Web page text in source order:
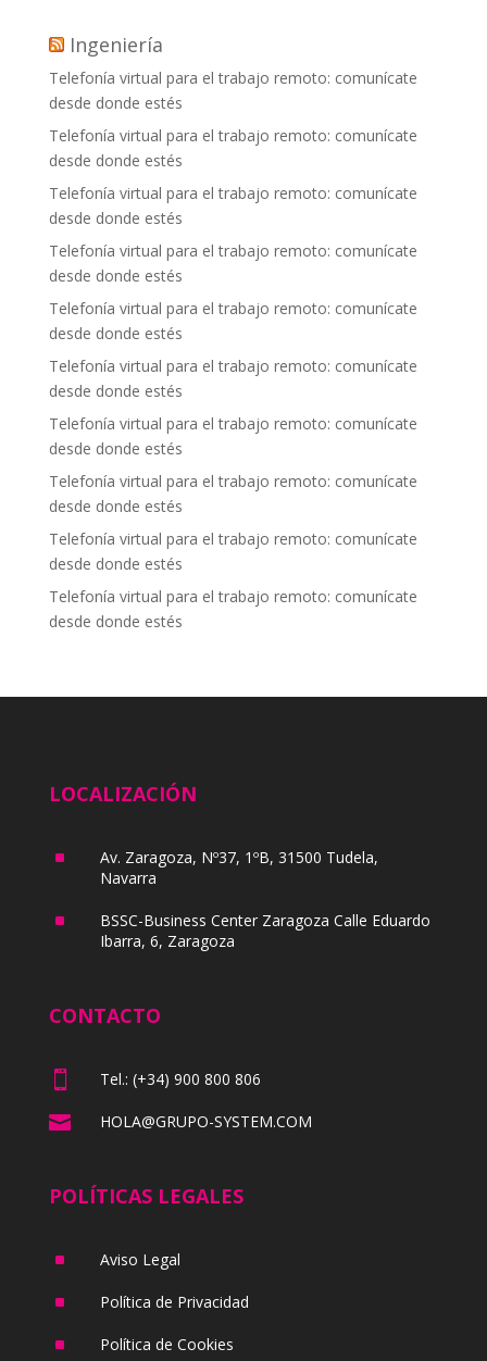
Ingeniería
Telefonía virtual para el trabajo remoto: comunícate
desde donde estés
Telefonía virtual para el trabajo remoto: comunícate
desde donde estés
Telefonía virtual para el trabajo remoto: comunícate
desde donde estés
Telefonía virtual para el trabajo remoto: comunícate
desde donde estés
Telefonía virtual para el trabajo remoto: comunícate
desde donde estés
Telefonía virtual para el trabajo remoto: comunícate
desde donde estés
Telefonía virtual para el trabajo remoto: comunícate
desde donde estés
Telefonía virtual para el trabajo remoto: comunícate
desde donde estés
Telefonía virtual para el trabajo remoto: comunícate
desde donde estés
Telefonía virtual para el trabajo remoto: comunícate
desde donde estés
LOCALIZACIÓN
^
Av. Zaragoza, Nº37, 1ºB, 31500 Tudela,
Navarra
^
BSSC-Business Center Zaragoza Calle Eduardo
Ibarra, 6, Zaragoza
CONTACTO
 Tel.: (+34) 900 800 806
 HOLA@GRUPO-SYSTEM.COM
POLÍTICAS LEGALES
^ Aviso Legal
^ Política de Privacidad
^ Política de Cookies